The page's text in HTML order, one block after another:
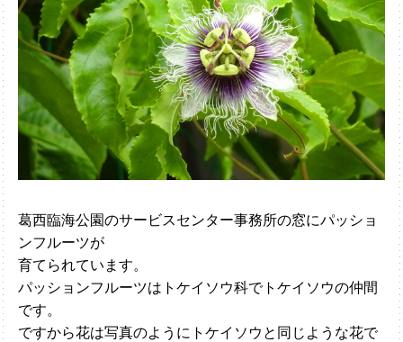
葛西臨海公園のサービスセンター事務所の窓にパッショ
ンフルーツが
育てられています。
パッションフルーツはトケイソウ科でトケイソウの仲間
です。
ですから花は写真のようにトケイソウと同じような花で